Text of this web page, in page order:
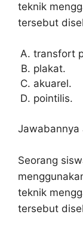
teknik
tersebut
transfort
plakat.
akuarel.
pointilis.
Jawabannya
Seorang
teknik
tersebut